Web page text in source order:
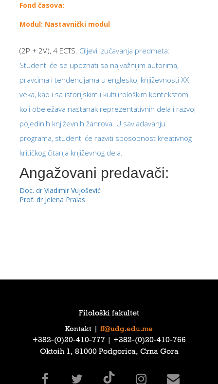
Fond časova:
Modul: Nastavnički modul
(2P + 2V), 4 ECTS. Ciljevi izučavanja predmeta:
Studenti će se upoznati sa najvažnijim autorima,
pravcima i tendencijama u engleskoj književnosti XX
veka, kao i sa istorijskim i kulturološkim kontekstom
koji obeležava nastanak reprezentativnih dela i razvoj
pojedinih književnih žanrova. U savladavanju
programa, studenti će razviti sposobnost kreativnog
kritičkog čitanja književnog dela.
Angažovani predavači:
Doc. dr Vladimir Vujošević
Prof. dr Jelena Pralas
Filološki fakultet
Kontakt ff@udg.edu.me
‎+382-(0)20-410-777‎ | ‎+382-(0)20-410-766‎
Oktoih 1, 81000 Podgorica, Crna Gora